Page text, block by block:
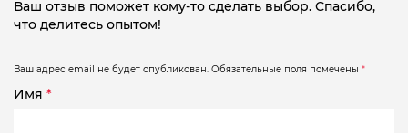
Ваш отзыв поможет кому-то сделать выбор. Спасибо,
что делитесь опытом!
Ваш адрес email не будет опубликован. Обязательные поля помечены *
Имя *